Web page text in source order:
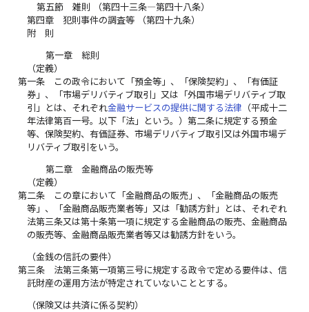
第五節 雑則 （第四十三条―第四十八条）
第四章 犯則事件の調査等 （第四十九条）
附 則
第一章 総則
（定義）
第一条
この政令において「預金等」、「保険契約」、「有価証
券」、「市場デリバティブ取引」又は「外国市場デリバティブ取
引」とは、それぞれ金融サービスの提供に関する法律 （平成十二
年法律第百一号。以下「法」という。）第二条に規定する預金
等、保険契約、有価証券、市場デリバティブ取引又は外国市場デ
リバティブ取引をいう。
第二章 金融商品の販売等
（定義）
第二条
この章において「金融商品の販売」、「金融商品の販売
等」、「金融商品販売業者等」又は「勧誘方針」とは、それぞれ
法第三条又は第十条第一項に規定する金融商品の販売、金融商品
の販売等、金融商品販売業者等又は勧誘方針をいう。
（金銭の信託の要件）
第三条
法第三条第一項第三号に規定する政令で定める要件は、信
託財産の運用方法が特定されていないこととする。
（保険又は共済に係る契約）